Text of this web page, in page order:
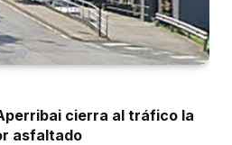
cierra al tráfico la
asfaltado